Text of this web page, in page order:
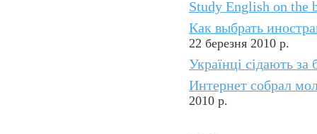
Study English on the
Как выбрать
22 березня 2010 р.
Українці сідають за
Интернет собрал
2010 р.